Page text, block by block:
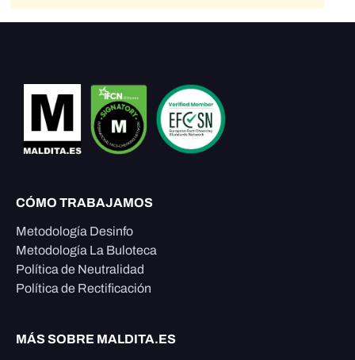
CÓMO TRABAJAMOS
Metodología Desinfo
Metodología La Buloteca
Política de Neutralidad
Política de Rectificación
MÁS SOBRE MALDITA.ES